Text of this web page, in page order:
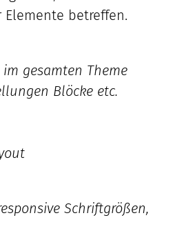
Elemente betreffen.
gesamten Theme
Blöcke etc.
Schriftgrößen,